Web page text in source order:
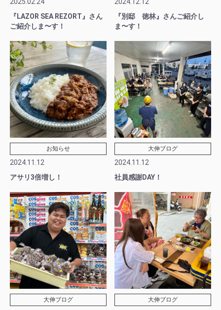
『LAZOR SEA REZORT』さん
ご紹介しま〜す！
『別邸 徳林』さんご紹介し
ま〜す！
お知らせ
2024.11.12
アサリ3倍増し！
大伸ブログ
2024.11.12
社員感謝DAY！
大伸ブログ 大伸ブログ